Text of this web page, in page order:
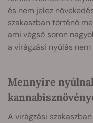
és nem jelez
szakaszban történő
ami végső soron
a virágzási nyúlás
Mennyire
A virágzási